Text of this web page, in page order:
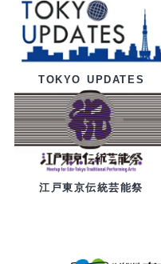
TOKYO UPDATES
江戸東京伝統芸能祭